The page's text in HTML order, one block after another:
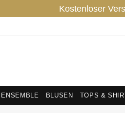
Kostenloser
ENSEMBLE BLUSEN TOPS &